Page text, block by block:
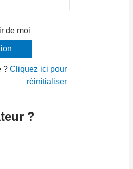
de moi
?Cliquez ici pour
réinitialiser
?